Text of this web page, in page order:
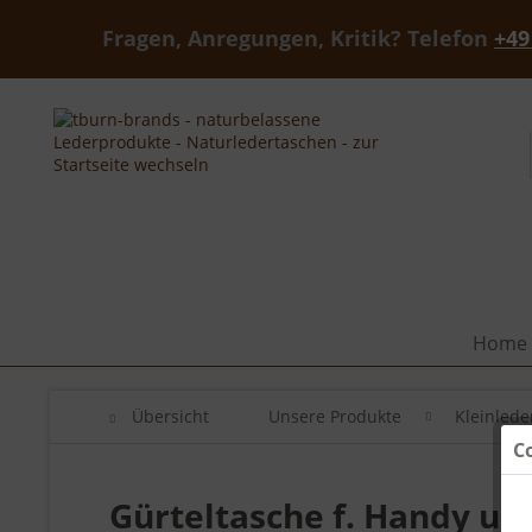
Fragen, Anregungen, Kritik? Telefon
Home
Übersicht Unsere Produkte
Gürteltasche f. Handy u